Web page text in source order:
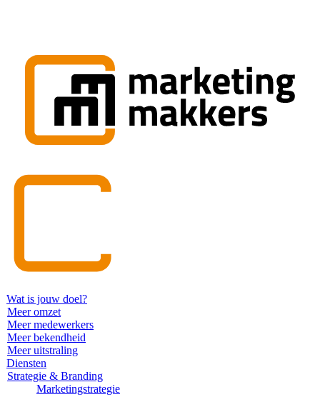
Wat is jouw doel?
Meer omzet
Meer medewerkers
Meer bekendheid
Meer uitstraling
Diensten
Strategie & Branding
Marketingstrategie